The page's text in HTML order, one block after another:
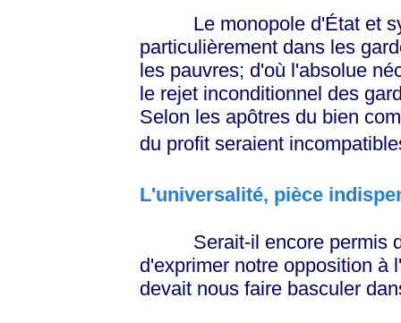
Le monopole d'État et
particulièrement dans les
les pauvres; d'où l'absolue
le rejet inconditionnel des
Selon les apôtres du bien
du profit seraient
L'universalité, pièce
Serait-il encore permis de
d'exprimer notre opposition à
devait nous faire basculer